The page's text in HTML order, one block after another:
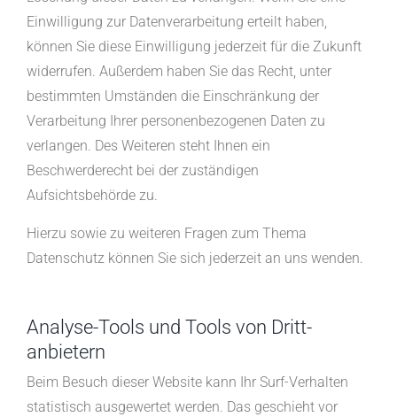
Einwilligung zur Datenverarbeitung erteilt haben,
können Sie diese Einwilligung jederzeit für die Zukunft
widerrufen. Außerdem haben Sie das Recht, unter
bestimmten Umständen die Einschränkung der
Verarbeitung Ihrer personenbezogenen Daten zu
verlangen. Des Weiteren steht Ihnen ein
Beschwerderecht bei der zuständigen
Aufsichtsbehörde zu.
Hierzu sowie zu weiteren Fragen zum Thema
Datenschutz können Sie sich jederzeit an uns wenden.
Analyse-Tools und Tools von Dritt­
anbietern
Beim Besuch dieser Website kann Ihr Surf-Verhalten
statistisch ausgewertet werden. Das geschieht vor